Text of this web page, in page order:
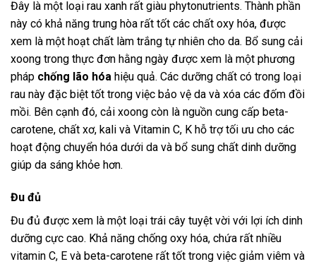
Đây là một loại rau xanh rất giàu phytonutrients. Thành phần
này có khả năng trung hòa rất tốt các chất oxy hóa, được
xem là một hoạt chất làm trắng tự nhiên cho da. Bổ sung cải
xoong trong thực đơn hằng ngày được xem là một phương
pháp chống lão hóa hiệu quả. Các dưỡng chất có trong loại
rau này đặc biệt tốt trong việc bảo vệ da và xóa các đốm đồi
mồi. Bên cạnh đó, cải xoong còn là nguồn cung cấp beta-
carotene, chất xơ, kali và Vitamin C, K hỗ trợ tối ưu cho các
hoạt động chuyển hóa dưới da và bổ sung chất dinh dưỡng
giúp da sáng khỏe hơn.
Đu đủ
Đu đủ được xem là một loại trái cây tuyệt vời với lợi ích dinh
dưỡng cực cao. Khả năng chống oxy hóa, chứa rất nhiều
vitamin C, E và beta-carotene rất tốt trong việc giảm viêm và